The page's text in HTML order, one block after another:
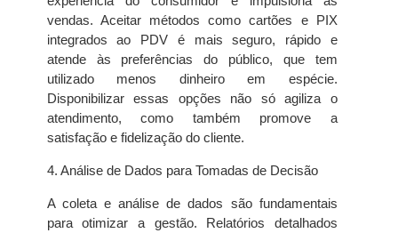
vendas. Aceitar métodos como cartões e PIX
integrados ao PDV é mais seguro, rápido e
atende às preferências do público, que tem
utilizado menos dinheiro em espécie.
Disponibilizar essas opções não só agiliza o
atendimento, como também promove a
satisfação e fidelização do cliente.
4. Análise de Dados para Tomadas de Decisão
A coleta e análise de dados são fundamentais
para otimizar a gestão. Relatórios detalhados